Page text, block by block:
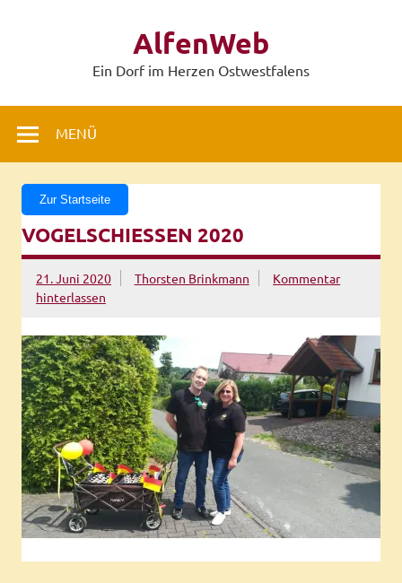
AlfenWeb
Ein Dorf im Herzen Ostwestfalens
MENÜ
Zur Startseite
VOGELSCHIESSEN 2020
21. Juni 2020 Thorsten Brinkmann
Kommentar
hinterlassen